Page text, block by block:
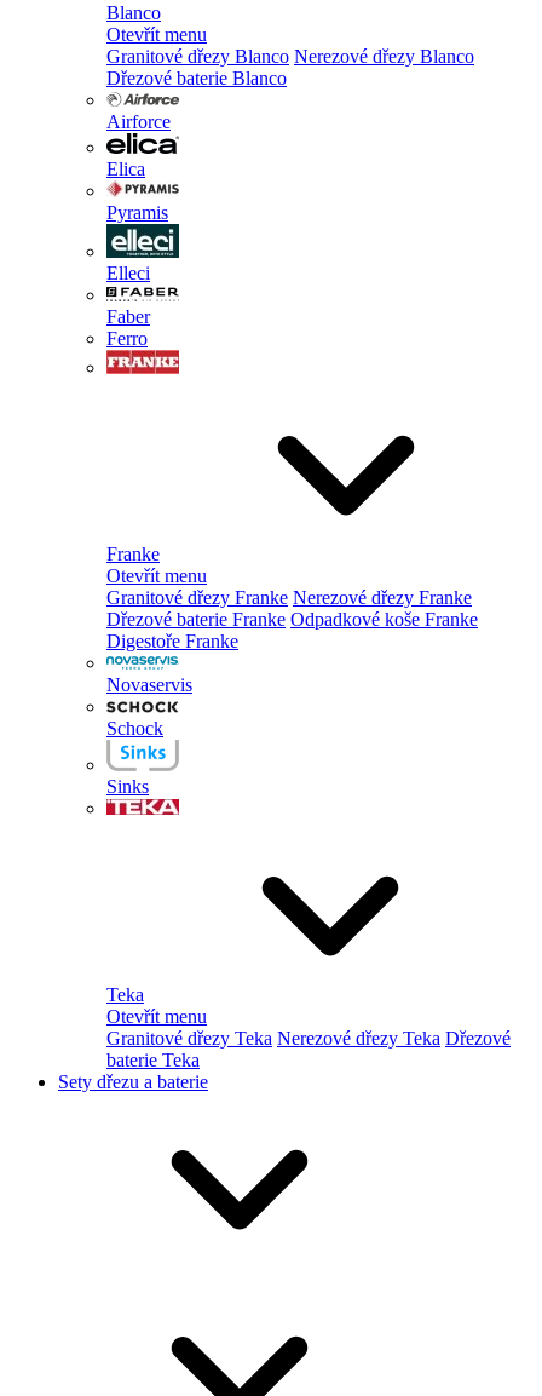
Blanco
Otevřít menu
Granitové dřezy Blanco Nerezové dřezy Blanco
Dřezové baterie Blanco
Airforce
Elica
Pyramis
Elleci
Faber
Ferro
Franke
Otevřít menu
Granitové dřezy Franke Nerezové dřezy Franke
Dřezové baterie Franke Odpadkové koše Franke
Digestoře Franke
Novaservis
Schock
Sinks
Teka
Otevřít menu
Granitové dřezy Teka Nerezové dřezy Teka Dřezové
baterie Teka
Sety dřezu a baterie